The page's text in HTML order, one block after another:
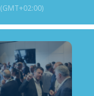
(GMT+02:00)